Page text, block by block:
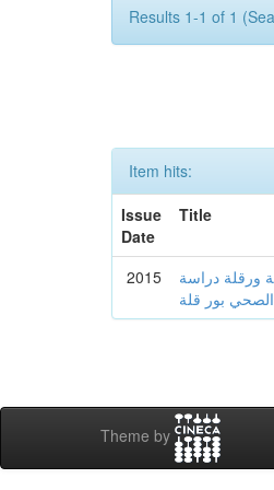
Results 1-1 of 1
Item hits:
Issue
Date
Title
2015
ورقلة دراسة
بور قلة
Theme by